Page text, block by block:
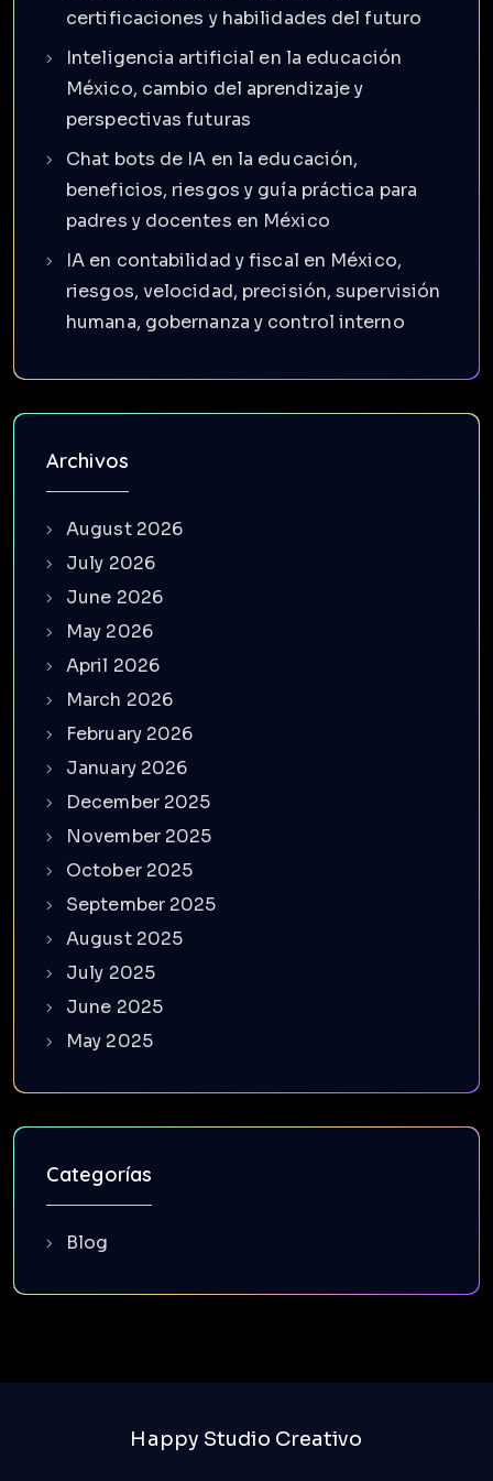
certificaciones y habilidades del futuro
Inteligencia artificial en la educación
México, cambio del aprendizaje y
perspectivas futuras
Chat bots de IA en la educación,
beneficios, riesgos y guía práctica para
padres y docentes en México
IA en contabilidad y fiscal en México,
riesgos, velocidad, precisión, supervisión
humana, gobernanza y control interno
Archivos
August 2026
July 2026
June 2026
May 2026
April 2026
March 2026
February 2026
January 2026
December 2025
November 2025
October 2025
September 2025
August 2025
July 2025
June 2025
May 2025
Categorías
Blog
Happy Studio Creativo